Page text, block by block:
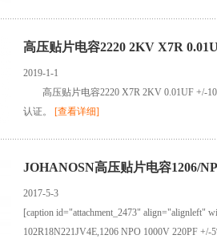
高压贴片电容2220 2KV X7R
2019-1-1
高压贴片电容2220 X7R 2KV 0.01UF +/-
认证。 [查看详细]
JOHANOSN高压贴片电容1206/
2017-5-3
[caption id="attachment_2473"
102R18N221JV4E,1206 NPO 1000V 220PF